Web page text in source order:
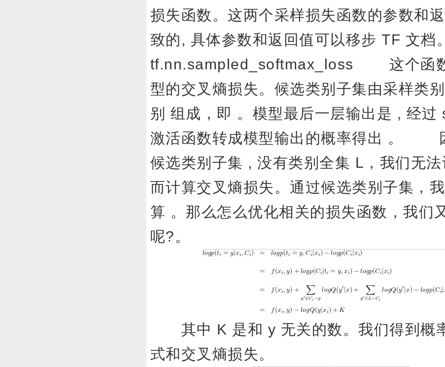
损失函数。这两个采样损失函数的参数和
致的, 具体参数和返回值可以移步 TF
tf.nn.sampled_softmax_loss 这个函
型的交叉熵损失。候选类别子集由采样类
别 组成，即 。模型最后一层输出是 , 经过
激活函数转成模型输出的概率得出 。
候选类别子集 , 没有类别全集 L，我们无
而计算交叉熵损失。通过候选类别子集，
算 。那么怎么优化相关的损失函数，我们
呢?。
其中 K 是和 y 无关的数。我们得到概
式和交叉熵损失。